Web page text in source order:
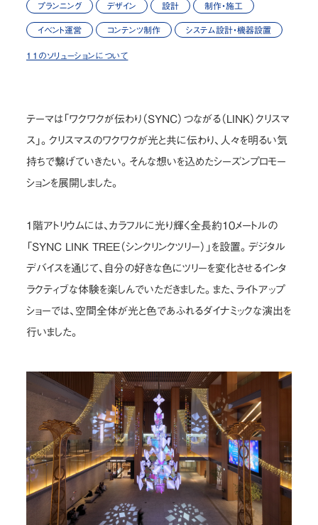
© NOMURA medias Co.,Ltd. All rights reserved.
プランニング デザイン 設計 制作・施工
イベント運営 コンテンツ制作 システム設計・機器設置
11のソリューションについて
テーマは「ワクワクが伝わり（SYNC）つながる（LINK）クリスマ
ス」。クリスマスのワクワクが光と共に伝わり、人々を明るい気
持ちで繋げていきたい。そんな想いを込めたシーズンプロモー
ションを展開しました。
１階アトリウムには、カラフルに光り輝く全長約10メートルの
「SYNC LINK TREE（シンクリンクツリー）」を設置。デジタル
デバイスを通じて、自分の好きな色にツリーを変化させるインタ
ラクティブな体験を楽しんでいただきました。また、ライトアップ
ショーでは、空間全体が光と色であふれるダイナミックな演出を
行いました。